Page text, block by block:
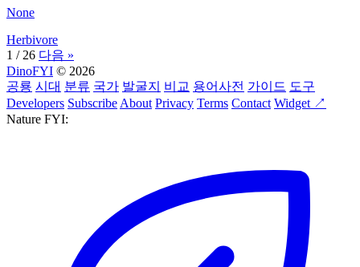
None
Herbivore
1 / 26 다음 »
DinoFYI © 2026
공룡 시대 분류 국가 발굴지 비교 용어사전 가이드 도구
Developers Subscribe About Privacy Terms Contact Widget ↗
Nature FYI: